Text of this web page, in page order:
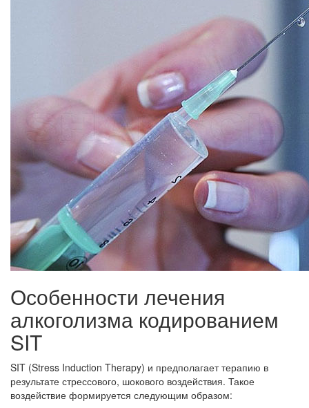
Особенности лечения
алкоголизма кодированием
SIT
SIT (Stress Induction Therapy) и предполагает терапию в
результате стрессового, шокового воздействия. Такое
воздействие формируется следующим образом: